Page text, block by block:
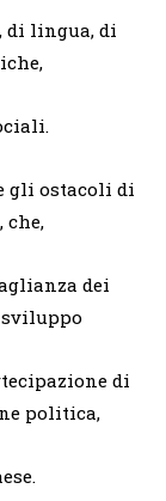
di lingua, di
gli ostacoli di
che,
dei
di
politica,